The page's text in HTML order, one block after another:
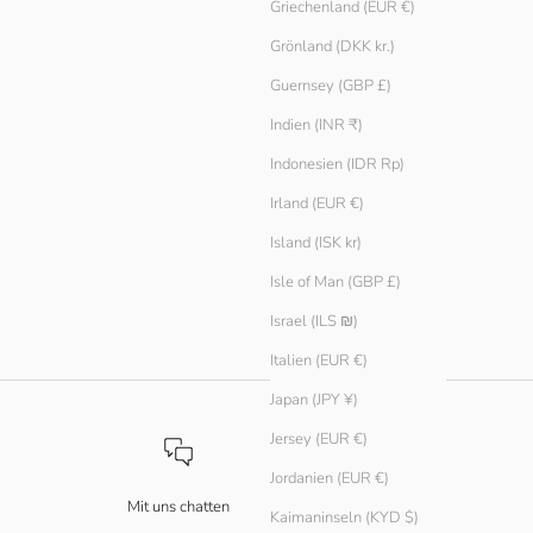
Griechenland (EUR €)
Grönland (DKK kr.)
Guernsey (GBP £)
Indien (INR ₹)
Indonesien (IDR Rp)
Irland (EUR €)
Island (ISK kr)
Isle of Man (GBP £)
Israel (ILS ₪)
Italien (EUR €)
Japan (JPY ¥)
Jersey (EUR €)
Jordanien (EUR €)
Kaimaninseln (KYD $)
Mit uns chatten